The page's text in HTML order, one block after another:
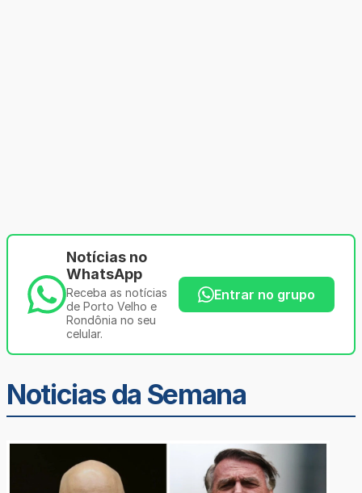
Notícias no
WhatsApp
Receba as notícias
de Porto Velho e
Rondônia no seu
celular.
Entrar no grupo
Noticias da Semana